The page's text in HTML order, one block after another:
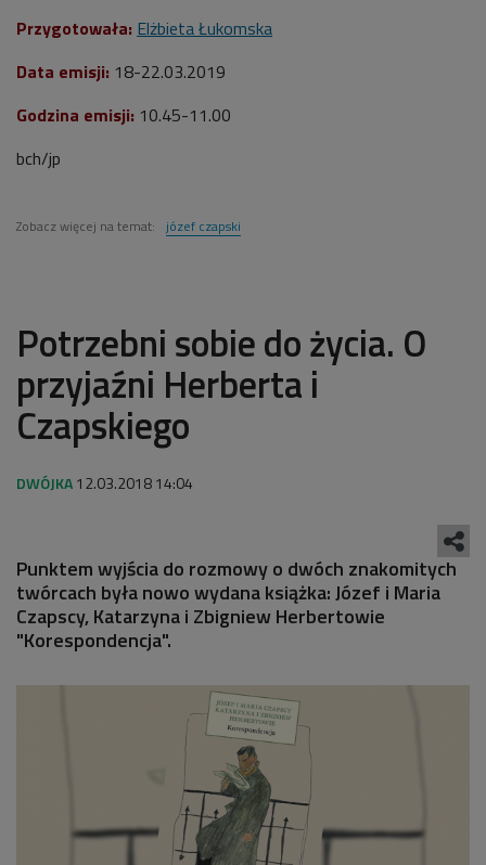
Przygotowała: Elżbieta Łukomska
Data emisji: 18-22.03.2019
Godzina emisji: 10.45-11.00
bch/jp
Zobacz więcej na temat: józef czapski
Potrzebni sobie do życia. O
przyjaźni Herberta i
Czapskiego
12.03.2018 14:04
Punktem wyjścia do rozmowy o dwóch znakomitych
twórcach była nowo wydana książka: Józef i Maria
Czapscy, Katarzyna i Zbigniew Herbertowie
"Korespondencja".